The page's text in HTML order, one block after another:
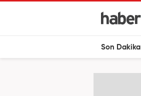
Son Dakika